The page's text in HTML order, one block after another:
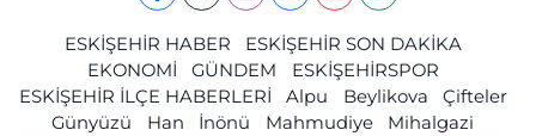
ESKİŞEHİR HABER
ESKİŞEHİR SON DAKİKA
EKONOMİ
GÜNDEM
ESKİŞEHİRSPOR
ESKİŞEHİR İLÇE HABERLERİ
Alpu Beylikova
Çifteler
Günyüzü
Han İnönü Mahmudiye
Mihalgazi